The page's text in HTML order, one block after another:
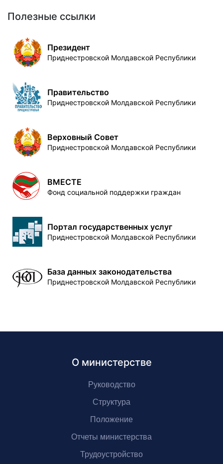
Полезные ссылки
Президент
Приднестровской Молдавской Республики
Правительство
Приднестровской Молдавской Республики
Верховный Совет
Приднестровской Молдавской Республики
ВМЕСТЕ
Фонд социальной поддержки граждан
Портал государственных услуг
Приднестровской Молдавской Республики
База данных законодательства
Приднестровской Молдавской Республики
О министерстве
Руководство
Структура
Положение
Отчеты министерства
Трудоустройство